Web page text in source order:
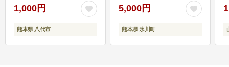
1,000円
熊本県 八代市
5,000円
熊本県 氷川町